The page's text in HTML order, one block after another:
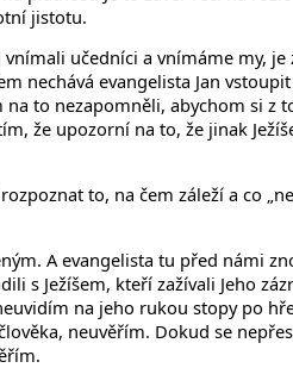
jistotu.
učedníci a vnímáme my,
evangelista Jan vstoupit
to nezapomněli, abychom si z
že upozorní na to, že jinak
to, na čem záleží a co
A evangelista tu před námi
s Ježíšem, kteří zažívali Jeho
na jeho rukou stopy po
neuvěřím. Dokud se